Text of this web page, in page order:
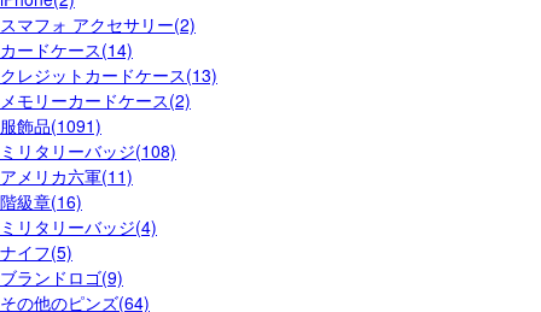
スマフォ アクセサリー(2)
カードケース(14)
クレジットカードケース(13)
メモリーカードケース(2)
服飾品(1091)
ミリタリーバッジ(108)
アメリカ六軍(11)
階級章(16)
ミリタリーバッジ(4)
ナイフ(5)
ブランドロゴ(9)
その他のピンズ(64)